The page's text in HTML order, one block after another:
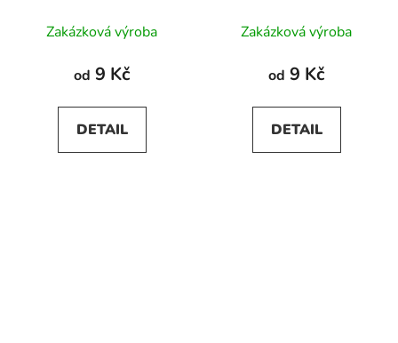
Zakázková výroba
od 9 Kč
DETAIL
Zakázková výroba
od 9 Kč
DETAIL